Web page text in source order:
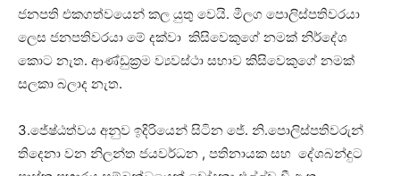
ජනපති එකගත්වයෙන් කල යුතු වෙයි. මීලග පොලිස්පතිවරයා
ලෙස ජනපතිවරයා මේ දක්වා කිසිවෙකුගේ නමක් නිර්දේශ
කොට නැත. ආණ්ඩුක්‍රම ව්‍යවස්ථා සභාව කිසිවෙකුගේ නමක්
සලකා බලාද නැත.
3.ජේෂ්ඨත්වය අනුව ඉදිරියෙන් සිටින ජේ. නි.පොලිස්පතිවරුන්
තිදෙනා වන නිලන්ත ජයවර්ධන , පතිනායක සහ දේශබන්දුට